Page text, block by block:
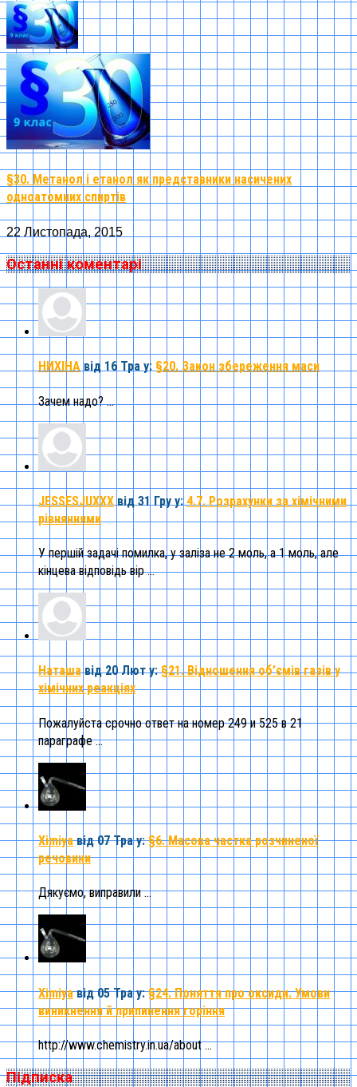
§30. Метанол і етанол як представники насичених
одноатомних спиртів
22 Листопада, 2015
Останні коментарі
НИХІНА від 16 Тра у: §20. Закон збереження маси
Зачем надо? ...
JESSESJUXXX від 31 Груу:4.7. Розрахунки за хімічними
рівняннями
У першій задачі помилка, у заліза не 2 моль, а 1 моль, але
кінцева відповідь вір ...
Наташа від 20 Люту:§21. Відношення об’ємів газів у
хімічних реакціях
Пожалуйста срочно ответ на номер 249 и 525 в 21
параграфе ...
Ximiya від 07 Трау:§6. Масова частка розчиненої
речовини
Дякуємо, виправили ...
Ximiya від 05 Трау:§24. Поняття про оксиди. Умови
виникнення й припинення горіння
http://www.chemistry.in.ua/about ...
Підписка